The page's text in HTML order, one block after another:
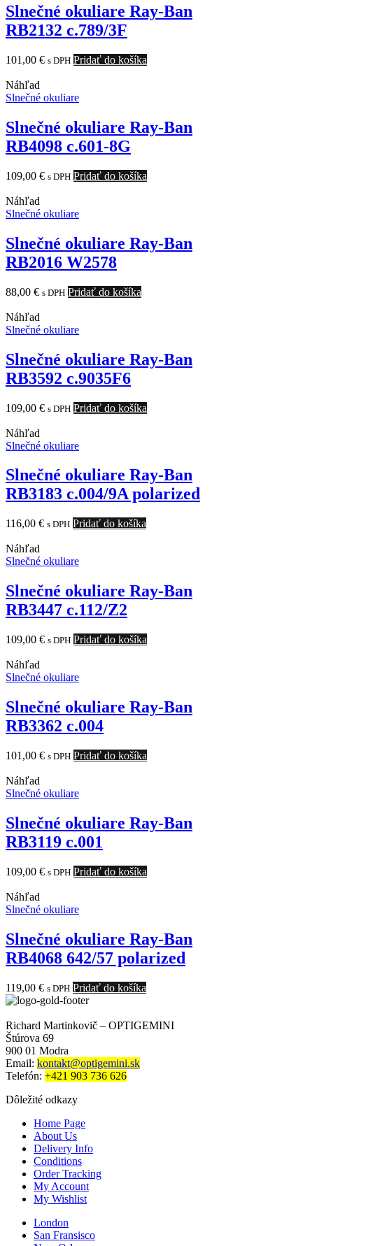
Slnečné okuliare Ray-Ban
RB2132 c.789/3F
101,00 € s DPH Pridať do košíka
Náhľad
Slnečné okuliare
Slnečné okuliare Ray-Ban
RB4098 c.601-8G
109,00 € s DPH Pridať do košíka
Náhľad
Slnečné okuliare
Slnečné okuliare Ray-Ban
RB2016 W2578
88,00 € s DPH Pridať do košíka
Náhľad
Slnečné okuliare
Slnečné okuliare Ray-Ban
RB3592 c.9035F6
109,00 € s DPH Pridať do košíka
Náhľad
Slnečné okuliare
Slnečné okuliare Ray-Ban
RB3183 c.004/9A polarized
116,00 € s DPH Pridať do košíka
Náhľad
Slnečné okuliare
Slnečné okuliare Ray-Ban
RB3447 c.112/Z2
109,00 € s DPH Pridať do košíka
Náhľad
Slnečné okuliare
Slnečné okuliare Ray-Ban
RB3362 c.004
101,00 € s DPH Pridať do košíka
Náhľad
Slnečné okuliare
Slnečné okuliare Ray-Ban
RB3119 c.001
109,00 € s DPH Pridať do košíka
Náhľad
Slnečné okuliare
Slnečné okuliare Ray-Ban
RB4068 642/57 polarized
119,00 € s DPH Pridať do košíka
Richard Martinkovič – OPTIGEMINI
Štúrova 69
900 01 Modra
Email: kontakt@optigemini.sk
Telefón: +421 903 736 626
Dôležité odkazy
Home Page
About Us
Delivery Info
Conditions
Order Tracking
My Account
My Wishlist
London
San Fransisco